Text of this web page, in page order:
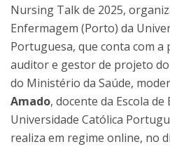
Nursing Talk de 2025,
Enfermagem (Porto) da
Portuguesa, que conta com a
auditor e gestor de projeto
do Ministério da Saúde,
Amado, docente da Escola
Universidade Católica
realiza em regime online, no